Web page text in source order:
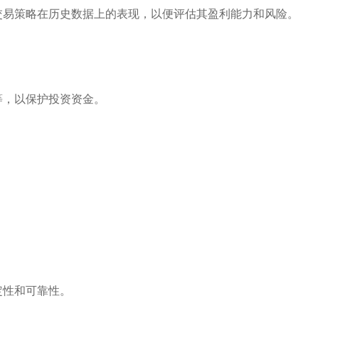
策略在历史数据上的表现，以便评估其盈利能力和风险。
以保护投资资金。
和可靠性。